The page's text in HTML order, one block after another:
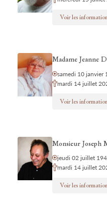
Voir les
Madame Jeanne
samedi 10 janvier
mardi 14 juillet
Voir les
Monsieur Joseph
jeudi 02 juillet
mardi 14 juillet
Voir les